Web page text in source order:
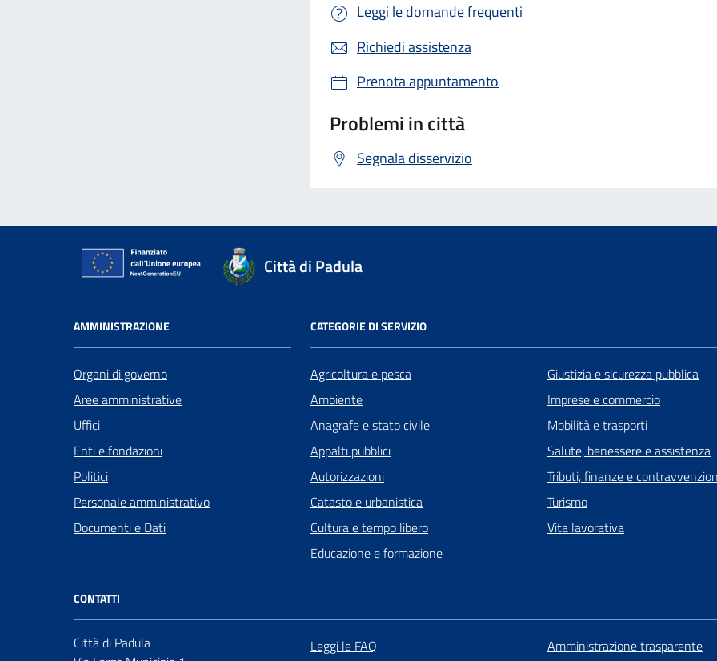
Leggi le domande frequenti
Richiedi assistenza
Prenota appuntamento
Problemi in città
Segnala disservizio
Città di Padula
AMMINISTRAZIONE
Organi di governo
Aree amministrative
Uffici
Enti e fondazioni
Politici
Personale amministrativo
Documenti e Dati
CATEGORIE DI SERVIZIO
Agricoltura e pesca
Ambiente
Anagrafe e stato civile
Appalti pubblici
Autorizzazioni
Catasto e urbanistica
Cultura e tempo libero
Educazione e formazione
Giustizia e sicurezza pubblica
Imprese e commercio
Mobilità e trasporti
Salute, benessere e assistenza
Tributi, finanze e
Turismo
Vita lavorativa
CONTATTI
Città di Padula
Leggi le FAQ Amministrazione trasparente